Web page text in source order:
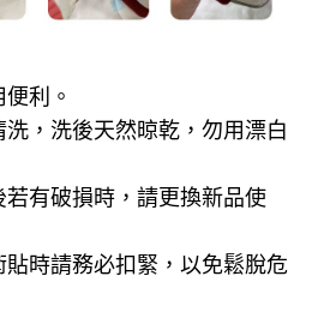
利。
，洗後天然晾乾，勿用漂白
有破損時，請更換新品使
時請務必扣緊，以免鬆脫危